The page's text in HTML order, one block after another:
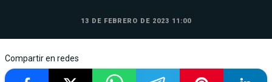
13 DE FEBRERO DE 2023 11:00
Compartir en redes